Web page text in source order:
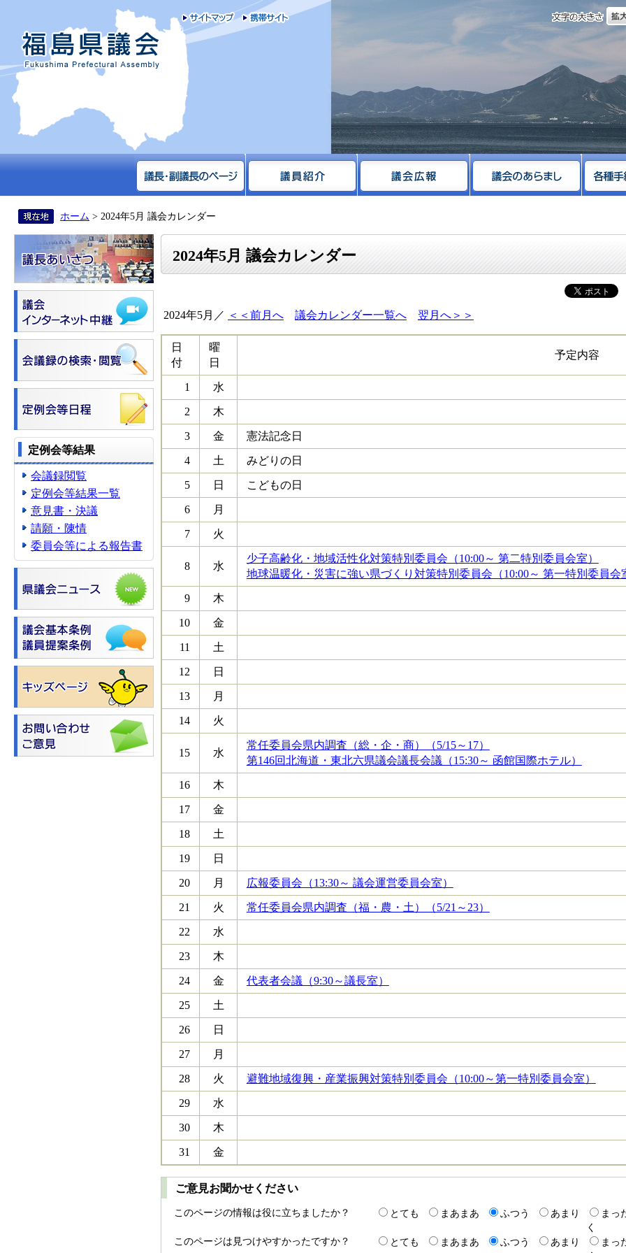
福島県議会
サイトマップ携帯サイト 文
ホーム > 2024年5月 議会カレンダー
定例会等結果
会議録閲覧
定例会等結果一覧
意見書・決議
請願・陳情
委員会等による報告書
2024年5月 議会カレンダー
2024年5月／ ＜＜前月へ 議会カレンダー一覧へ 翌月へ＞＞
日
付
曜
日
予定内容
1 水
2 木
3 金 憲法記念日
4 土 みどりの日
5 日 こどもの日
6 月
7 火
8 水
少子高齢化・地域活性化対策特別委員会（10:00～ 第二特別委員会室）
地球温暖化・災害に強い県づくり対策特別委員会（10:00～ 第一特別委員会
9 木
10 金
11 土
12 日
13 月
14 火
15 水
常任委員会県内調査（総・企・商）（5/15～17）
第146回北海道・東北六県議会議長会議（15:30～ 函館国際ホテル）
16 木
17 金
18 土
19 日
20 月 広報委員会（13:30～ 議会運営委員会室）
21 火 常任委員会県内調査（福・農・土）（5/21～23）
22 水
23 木
24 金 代表者会議（9:30～議長室）
25 土
26 日
27 月
28 火 避難地域復興・産業振興対策特別委員会（10:00～第一特別委員会室）
29 水
30 木
31 金
ご意見お聞かせください
このページの情報は役に立ちましたか？ とても まあまあ ふつう あまり
まっ
く
このページは見つけやすかったですか？
とても まあまあ ふつう あまり
まっ